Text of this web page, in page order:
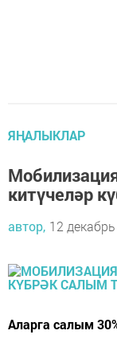
ЯҢАЛЫКЛАР
китүчеләр
автор, 12
Аларга салым